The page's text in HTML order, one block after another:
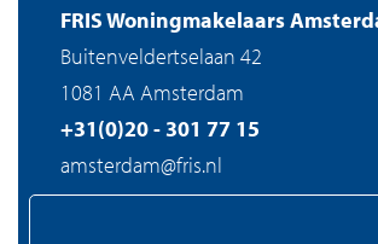
FRIS Woningmakelaars
Buitenveldertselaan 42
1081 AA Amsterdam
+31(0)20 - 301 77 15
amsterdam@fris.nl